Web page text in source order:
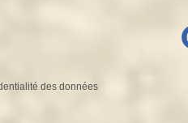
des données